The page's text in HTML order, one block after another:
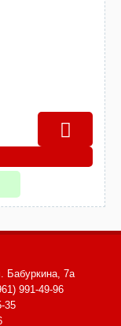
Бабуркина, 7а
991-49-96
35